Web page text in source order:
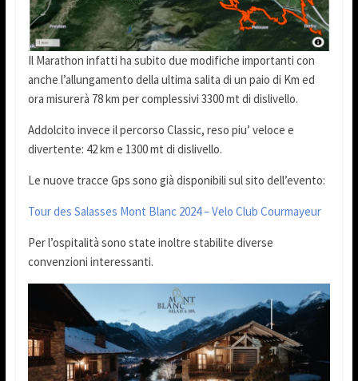
Il Marathon infatti ha subito due modifiche importanti con
anche l’allungamento della ultima salita di un paio di Km ed
ora misurerà 78 km per complessivi 3300 mt di dislivello.
Addolcito invece il percorso Classic, reso piu’ veloce e
divertente: 42 km e 1300 mt di dislivello.
Le nuove tracce Gps sono già disponibili sul sito dell’evento:
Tour des Salasses Mont Blanc 2024 – Velo Club Courmayeur
Per l’ospitalità sono state inoltre stabilite diverse
convenzioni interessanti.